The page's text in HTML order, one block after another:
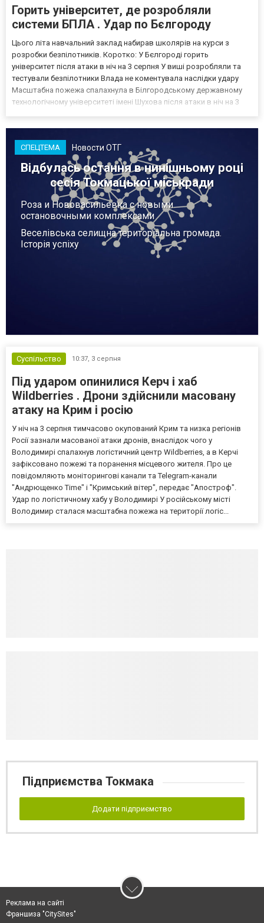
Горить університет, де розробляли
системи БПЛА . Удар по Бєлгороду
Цього літа навчальний заклад набирав школярів на курси з
розробки безпілотників. Коротко: У Бєлгороді горить
університет після атаки в ніч на 3 серпня У виші розробляли та
тестували безпілотники Влада не коментувала наслідки удару
Масштабна пожежа спалахнула в Білгородському державному
технологічному університеті імені Шухова після атаки в ніч на 3
СПЕЦТЕМА Новости ОТГ
Відбулась остання в нинішньому році
сесія Токмацької міськради
Роза и Нововасильевка с новыми
остановочными комплексами
Веселівська селищна територіальна громада.
Історія успіху
Суспільство 10:37, 3 серпня
Під ударом опинилися Керч і хаб
Wildberries . Дрони здійснили масовану
атаку на Крим і росію
У ніч на 3 серпня тимчасово окупований Крим та низка регіонів
Росії зазнали масованої атаки дронів, внаслідок чого у
Володимирі спалахнув логістичний центр Wildberries, а в Керчі
зафіксовано пожежі та поранення місцевого жителя. Про це
повідомляють моніторингові канали та Telegram-канали
"Андрющенко Time" і "Кримський вітер", передає "Апостроф".
Удар по логістичному хабу у Володимирі У російському місті
Володимир сталася масштабна пожежа на території логіс...
Підприємства Токмака
Додати підприємство
Реклама на сайті
Франшиза "CitySites"